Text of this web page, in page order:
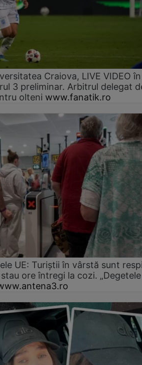
Craiova, LIVE VIDEO în
3 preliminar. Arbitrul delegat
olteni www.fanatik.ro
UE: Turiștii în vârstă sunt
ore întregi la cozi. „Degetele